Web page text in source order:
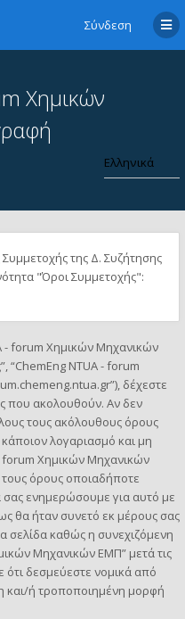
Σύνδεση
Χημικών
της Δ. Συζήτησης
"Όροι Συμμετοχής":
- forum Χημικών Μηχανικών
“ChemEng NTUA - forum
δέχεστε
που ακολουθούν. Αν δεν
τους ακόλουθους όρους
λογαριασμό και μη
forum Χημικών Μηχανικών
όρους οποιαδήποτε
σας ενημερώσουμε για αυτό με
θα ήταν συνετό εκ μέρους σας
σελίδα καθώς η συνεχιζόμενη
Μηχανικών ΕΜΠ” μετά τις
ότι δεσμεύεστε νομικά από
και/ή τροποποιημένη μορφή